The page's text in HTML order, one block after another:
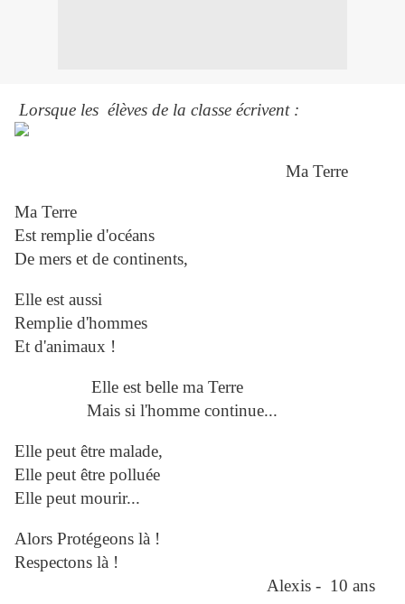
Lorsque les élèves de la classe écrivent :
Ma Terre
Ma Terre
Est remplie d'océans
De mers et de continents,
Elle est aussi
Remplie d'hommes
Et d'animaux !
Elle est belle ma Terre
Mais si l'homme continue...
Elle peut être malade,
Elle peut être polluée
Elle peut mourir...
Alors Protégeons là !
Respectons là !
Alexis - 10 ans